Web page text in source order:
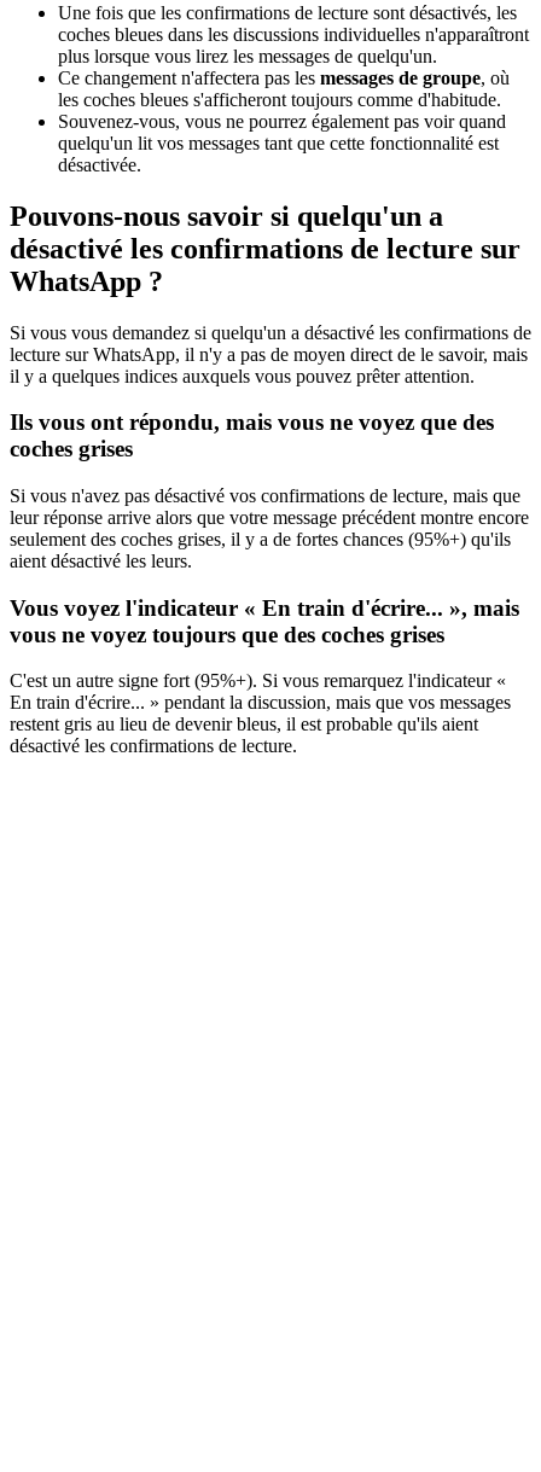
Une fois que les confirmations de lecture sont désactivés, les
coches bleues dans les discussions individuelles n'apparaîtront
plus lorsque vous lirez les messages de quelqu'un.
Ce changement n'affectera pas les messages de groupe, où
les coches bleues s'afficheront toujours comme d'habitude.
Souvenez-vous, vous ne pourrez également pas voir quand
quelqu'un lit vos messages tant que cette fonctionnalité est
désactivée.
Pouvons-nous savoir si quelqu'un a
désactivé les confirmations de lecture sur
WhatsApp ?
Si vous vous demandez si quelqu'un a désactivé les confirmations de
lecture sur WhatsApp, il n'y a pas de moyen direct de le savoir, mais
il y a quelques indices auxquels vous pouvez prêter attention.
Ils vous ont répondu, mais vous ne voyez que des
coches grises
Si vous n'avez pas désactivé vos confirmations de lecture, mais que
leur réponse arrive alors que votre message précédent montre encore
seulement des coches grises, il y a de fortes chances (95%+) qu'ils
aient désactivé les leurs.
Vous voyez l'indicateur « En train d'écrire... », mais
vous ne voyez toujours que des coches grises
C'est un autre signe fort (95%+). Si vous remarquez l'indicateur «
En train d'écrire... » pendant la discussion, mais que vos messages
restent gris au lieu de devenir bleus, il est probable qu'ils aient
désactivé les confirmations de lecture.